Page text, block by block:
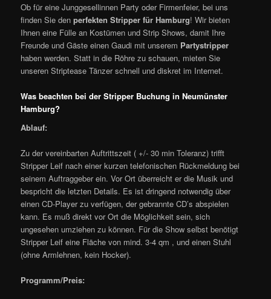
Ob für eine Junggesellinnen Party oder Firmenfeier, bei uns
finden Sie denperfekten Stripper für Hamburg! Wir bieten
Ihnen eine Fülle an Kostümen und Strip Shows, damit Ihre
Freunde und Gäste einen Gaudi mit unserem Partystripper
haben werden. Statt in die Röhre zu schauen, mieten Sie
unseren Striptease Tänzer schnell und diskret im Internet.
Was beachten bei der Stripper Buchung in Neumünster
Hamburg?
Ablauf:
Zu der vereinbarten Auftrittszeit ( +/- 30 min Toleranz) trifft
Stripper Leif nach einer kurzen telefonischen Rückmeldung bei
seinem Auftraggeber ein. Vor Ort überreicht er die Musik und
bespricht die letzten Details. Es ist dringend notwendig über
einen CD-Player zu verfügen, der gebrannte CD’s abspielen
kann. Es muß direkt vor Ort die Möglichkeit sein, sich
ungesehen umziehen zu können. Für die Show selbst benötigt
Stripper Leif eine Fläche von mind. 3-4 qm , und einen Stuhl
(ohne Armlehnen, kein Hocker).
Programm/Preis: